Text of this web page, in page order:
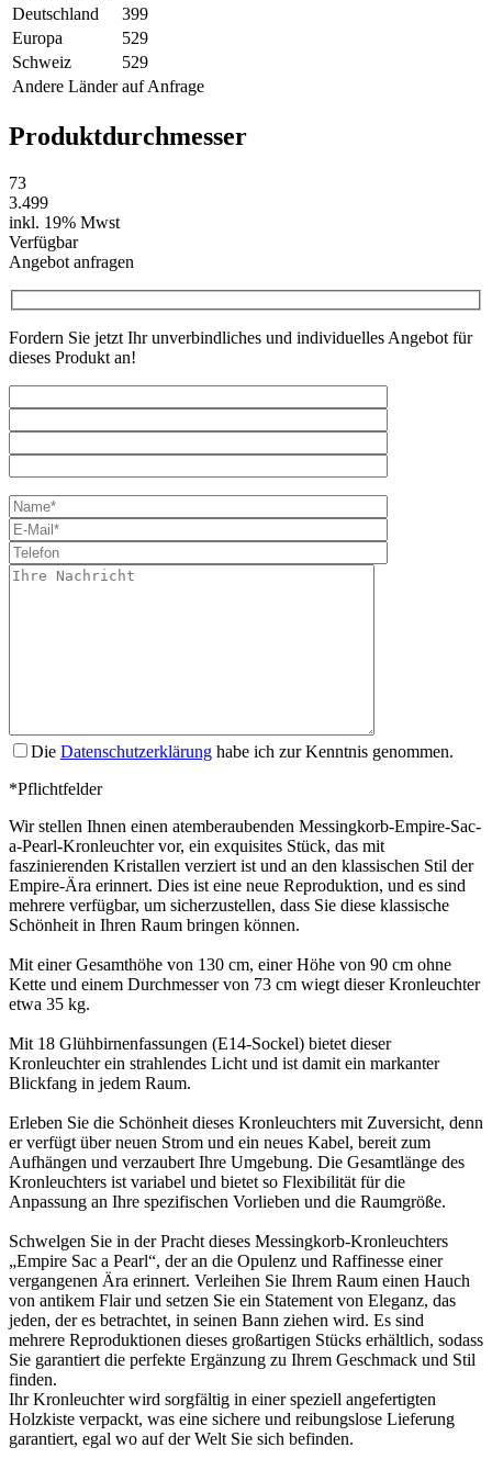
Deutschland
399
Europa
529
Schweiz
529
Andere Länder auf Anfrage
Produktdurchmesser
73
3.499
inkl. 19% Mwst
Verfügbar
Angebot anfragen
Fordern Sie jetzt Ihr unverbindliches und individuelles Angebot für
dieses Produkt an!
Die Datenschutzerklärung habe ich zur Kenntnis genommen.
*Pflichtfelder
Wir stellen Ihnen einen atemberaubenden Messingkorb-Empire-Sac-
a-Pearl-Kronleuchter vor, ein exquisites Stück, das mit
faszinierenden Kristallen verziert ist und an den klassischen Stil der
Empire-Ära erinnert. Dies ist eine neue Reproduktion, und es sind
mehrere verfügbar, um sicherzustellen, dass Sie diese klassische
Schönheit in Ihren Raum bringen können.
Mit einer Gesamthöhe von 130 cm, einer Höhe von 90 cm ohne
Kette und einem Durchmesser von 73 cm wiegt dieser Kronleuchter
etwa 35 kg.
Mit 18 Glühbirnenfassungen (E14-Sockel) bietet dieser
Kronleuchter ein strahlendes Licht und ist damit ein markanter
Blickfang in jedem Raum.
Erleben Sie die Schönheit dieses Kronleuchters mit Zuversicht, denn
er verfügt über neuen Strom und ein neues Kabel, bereit zum
Aufhängen und verzaubert Ihre Umgebung. Die Gesamtlänge des
Kronleuchters ist variabel und bietet so Flexibilität für die
Anpassung an Ihre spezifischen Vorlieben und die Raumgröße.
Schwelgen Sie in der Pracht dieses Messingkorb-Kronleuchters
„Empire Sac a Pearl“, der an die Opulenz und Raffinesse einer
vergangenen Ära erinnert. Verleihen Sie Ihrem Raum einen Hauch
von antikem Flair und setzen Sie ein Statement von Eleganz, das
jeden, der es betrachtet, in seinen Bann ziehen wird. Es sind
mehrere Reproduktionen dieses großartigen Stücks erhältlich, sodass
Sie garantiert die perfekte Ergänzung zu Ihrem Geschmack und Stil
finden.
Ihr Kronleuchter wird sorgfältig in einer speziell angefertigten
Holzkiste verpackt, was eine sichere und reibungslose Lieferung
garantiert, egal wo auf der Welt Sie sich befinden.